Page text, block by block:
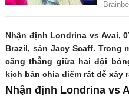
Nhận định Londrina vs Avai,
Brazil, sân Jacy Scaff.
căng thẳng giữa hai đội
kịch bản chia điểm rất dễ xảy
Nhận định Londrina vs